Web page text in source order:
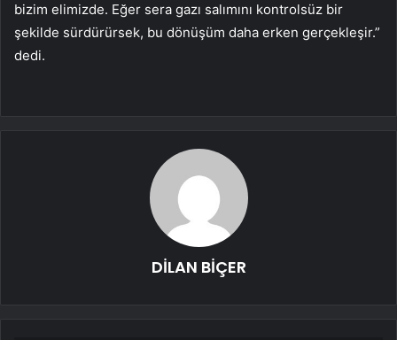
bizim elimizde. Eğer sera gazı salımını kontrolsüz bir
şekilde sürdürürsek, bu dönüşüm daha erken gerçekleşir.”
dedi.
DİLAN BİÇER